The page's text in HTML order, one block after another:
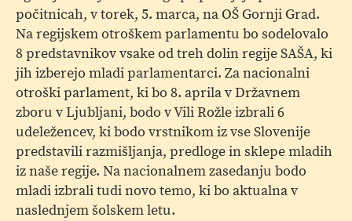
počitnicah, v torek, 5. marca, na OŠ Gornji Grad.
Na regijskem otroškem parlamentu bo sodelovalo
8 predstavnikov vsake od treh dolin regije SAŠA, ki
jih izberejo mladi parlamentarci. Za nacionalni
otroški parlament, ki bo 8. aprila v Državnem
zboru v Ljubljani, bodo v Vili Rožle izbrali 6
udeležencev, ki bodo vrstnikom iz vse Slovenije
predstavili razmišljanja, predloge in sklepe mladih
iz naše regije. Na nacionalnem zasedanju bodo
mladi izbrali tudi novo temo, ki bo aktualna v
naslednjem šolskem letu.